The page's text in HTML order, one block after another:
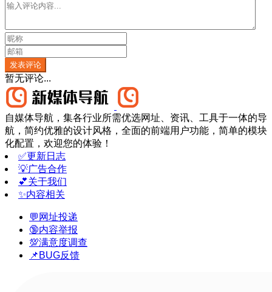
发表评论
暂无评论...
自媒体导航，集各行业所需优选网址、资讯、工具于一体的导
航，简约优雅的设计风格，全面的前端用户功能，简单的模块
化配置，欢迎您的体验！
✅更新日志
💡广告合作
💕关于我们
✨内容相关
💬网址投递
🔞内容举报
💯满意度调查
📌BUG反馈